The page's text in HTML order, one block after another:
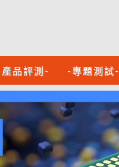
品評測- -專題測試-